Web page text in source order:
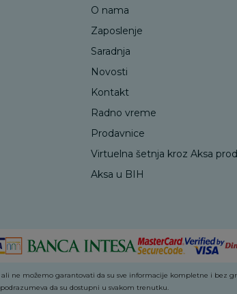
O nama
Zaposlenje
Saradnja
Novosti
Kontakt
Radno vreme
Prodavnice
Virtuelna šetnja kroz Aksa
Aksa u BIH
ne možemo garantovati da su sve informacije kompletne i bez
podrazumeva da su dostupni u svakom trenutku.